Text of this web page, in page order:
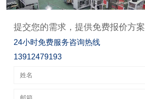
提交您的需求，提供免费报价方案
24小时免费服务咨询热线
13912479193